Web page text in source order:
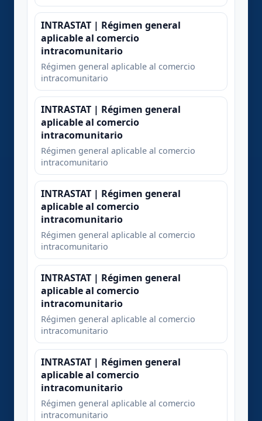
INTRASTAT | Régimen general
aplicable al comercio
intracomunitario
Régimen general aplicable al comercio
intracomunitario
INTRASTAT | Régimen general
aplicable al comercio
intracomunitario
Régimen general aplicable al comercio
intracomunitario
INTRASTAT | Régimen general
aplicable al comercio
intracomunitario
Régimen general aplicable al comercio
intracomunitario
INTRASTAT | Régimen general
aplicable al comercio
intracomunitario
Régimen general aplicable al comercio
intracomunitario
INTRASTAT | Régimen general
aplicable al comercio
intracomunitario
Régimen general aplicable al comercio
intracomunitario